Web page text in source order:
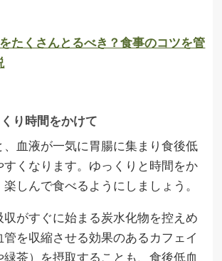
たくさんとるべき？食事のコツを管
り時間をかけて
血液が一気に胃腸に集まり食後低
すくなります。ゆっくりと時間をか
しんで食べるようにしましょう。
収がすぐに始まる炭水化物を控えめ
を収縮させる効果のあるカフェイ
茶）を摂取することも、食後低血